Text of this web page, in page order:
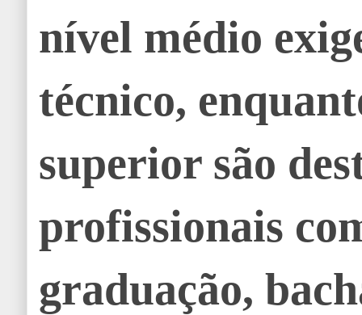
nível médio
técnico,
superior são
profissionais
graduação,